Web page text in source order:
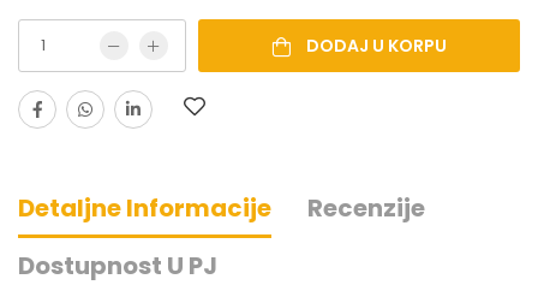
DODAJ U KORPU
Detaljne Informacije
Recenzije
Dostupnost U PJ